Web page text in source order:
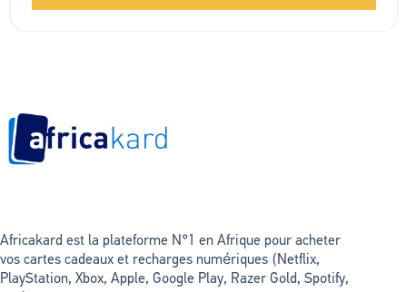
Africakard est la plateforme N°1 en Afrique pour acheter
vos cartes cadeaux et recharges numériques (Netflix,
PlayStation, Xbox, Apple, Google Play, Razer Gold, Spotify,